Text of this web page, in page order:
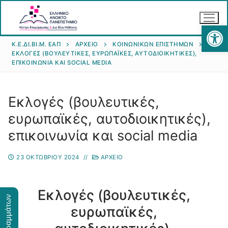
Αρχική
Κ.Ε.ΔΙ.ΒΙ.Μ.
Διοίκηση-Συμβούλιο του Κέντρου
Δραστηριότητες
Ανθρωπιστικών Επιστημών
Επιστημών Υγείας
Υλοποίηση Προτάσεων
Υποβολή πρότασης
Θερινά Σχολεία
Κ.Ε.ΔΙ.ΒΙ.Μ. ΕΑΠ ΑΡΧΕΊΟ
ΚΟΙΝΩΝΙΚΏΝ ΕΠΙΣΤΗΜΏΝ
ΕΚΛΟΓΈΣ (ΒΟΥΛΕΥΤΙΚΈΣ, ΕΥΡΩΠΑΪΚΈΣ, ΑΥΤΟΔΙΟΙΚΗΤΙΚΈΣ),
ΕΠΙΚΟΙΝΩΝΊΑ ΚΑΙ SOCIAL MEDIA
Εκλογές (βουλευτικές,
ευρωπαϊκές, αυτοδιοικητικές),
επικοινωνία και social media
23 ΟΚΤΩΒΡΊΟΥ 2024 // ΑΡΧΕΊΟ
Εκλογές (βουλευτικές,
ευρωπαϊκές,